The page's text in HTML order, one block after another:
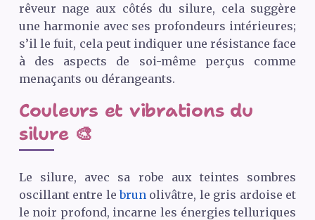
rêveur nage aux côtés du silure, cela suggère
une harmonie avec ses profondeurs intérieures;
s’il le fuit, cela peut indiquer une résistance face
à des aspects de soi-même perçus comme
menaçants ou dérangeants.
Couleurs et vibrations du
silure 🎨
Le silure, avec sa robe aux teintes sombres
oscillant entre lebrun olivâtre, le gris ardoise et
le noir profond, incarne les énergies telluriques